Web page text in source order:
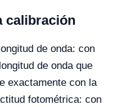
calibración
de onda: con
de onda que
exactamente con la
fotométrica: con